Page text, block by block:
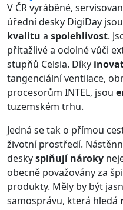
V ČR vyráběné,
úřední desky DigiDay jsou
kvalitu a spolehlivost.
přitažlivé a odolné vůči
stupňů Celsia. Díky
tangenciální ventilace,
procesorům INTEL, jsou
tuzemském trhu.
Jedná se tak o přímou
životní prostředí.
deskysplňují nároky
obecně považovány za
produkty. Měly by být
samosprávu, která hledá